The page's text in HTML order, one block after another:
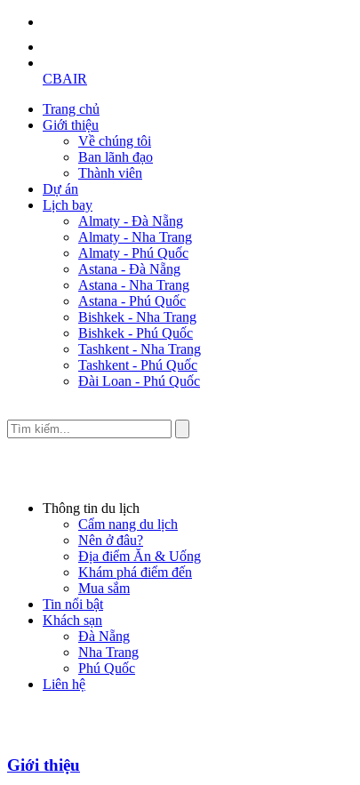
CBAIR
Trang chủ
Giới thiệu
Về chúng tôi
Ban lãnh đạo
Thành viên
Dự án
Lịch bay
Almaty - Đà Nẵng
Almaty - Nha Trang
Almaty - Phú Quốc
Astana - Đà Nẵng
Astana - Nha Trang
Astana - Phú Quốc
Bishkek - Nha Trang
Bishkek - Phú Quốc
Tashkent - Nha Trang
Tashkent - Phú Quốc
Đài Loan - Phú Quốc
Thông tin du lịch
Cẩm nang du lịch
Nên ở đâu?
Địa điểm Ăn & Uống
Khám phá điểm đến
Mua sắm
Tin nổi bật
Khách sạn
Đà Nẵng
Nha Trang
Phú Quốc
Liên hệ
Giới thiệu